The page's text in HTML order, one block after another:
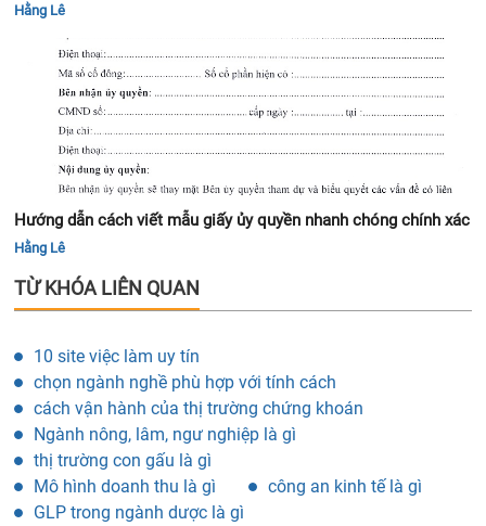
Hằng Lê
Hướng dẫn cách viết mẫu giấy ủy quyền nhanh chóng chính xác
Hằng Lê
TỪ KHÓA LIÊN QUAN
10 site việc làm uy tín
chọn ngành nghề phù hợp với tính cách
cách vận hành của thị trường chứng khoán
Ngành nông, lâm, ngư nghiệp là gì
thị trường con gấu là gì
Mô hình doanh thu là gì
công an kinh tế là gì
GLP trong ngành dược là gì